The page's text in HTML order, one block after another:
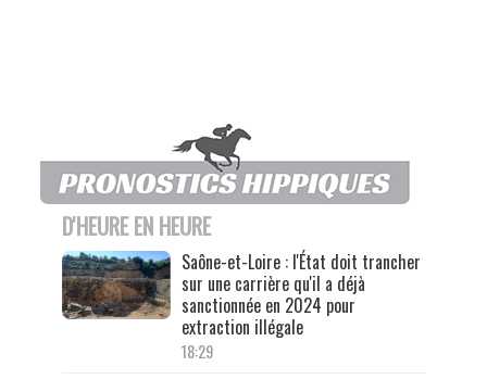
D'HEURE EN HEURE
Saône-et-Loire : l'État doit trancher
sur une carrière qu'il a déjà
sanctionnée en 2024 pour
extraction illégale
18:29